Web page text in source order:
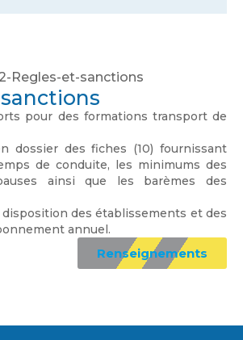
pour des formations transport de
dossier des fiches (10) fournissant
de conduite, les minimums des
ainsi que les barèmes des
des établissements et des
annuel.
Renseignements